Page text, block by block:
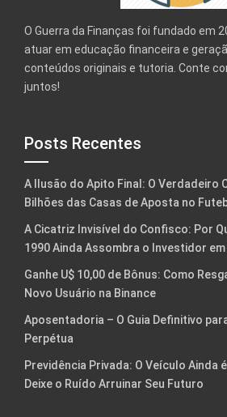
O Guerra da Finanças foi fundado em
atuar em educação financeira e
conteúdos originais e tutoria. Conte
juntos!
Posts Recentes
A Ilusão do Apito Final: O Verdadeiro
Bilhões das Casas de Aposta no
A Cicatriz Invisível do Confisco: Por
1990 Ainda Assombra o Investidor em
Ganhe U$ 10,00 de Bônus: Como
Novo Usuário na Binance
Aposentadoria – O Guia Definitivo
Perpétua
Previdência Privada: O Veículo Ainda
Deixe o Ruído Arruinar Seu Futuro